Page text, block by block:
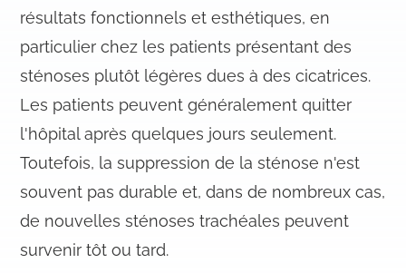
résultats fonctionnels et esthétiques, en
particulier chez les patients présentant des
sténoses plutôt légères dues à des cicatrices.
Les patients peuvent généralement quitter
l'hôpital après quelques jours seulement.
Toutefois, la suppression de la sténose n'est
souvent pas durable et, dans de nombreux cas,
de nouvelles sténoses trachéales peuvent
survenir tôt ou tard.